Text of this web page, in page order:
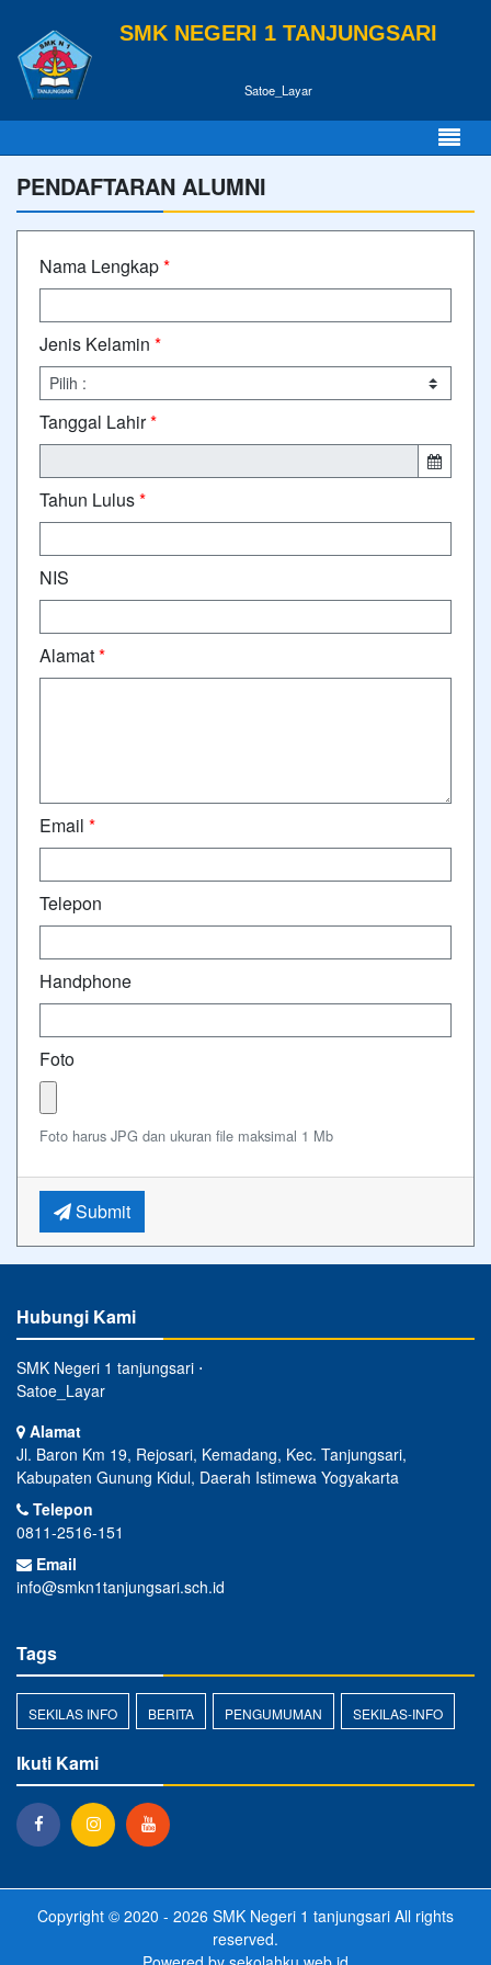
SMK NEGERI 1 TANJUNGSARI
Satoe_Layar
PENDAFTARAN ALUMNI
Nama Lengkap*
Jenis Kelamin *
Tanggal Lahir*
Tahun Lulus*
NIS
Alamat*
Email *
Telepon
Handphone
Foto
Foto harus JPG dan ukuran file maksimal 1 Mb
Submit
Hubungi Kami
SMK Negeri 1 tanjungsari ⋅
Satoe_Layar
Alamat
Jl. Baron Km 19, Rejosari, Kemadang, Kec. Tanjungsari,
Kabupaten Gunung Kidul, Daerah Istimewa Yogyakarta
Telepon
0811-2516-151
Email
info@smkn1tanjungsari.sch.id
Tags
SEKILAS INFO BERITA PENGUMUMAN SEKILAS-INFO
Ikuti Kami
Copyright © 2020 - 2026 SMK Negeri 1 tanjungsari All rights
reserved.